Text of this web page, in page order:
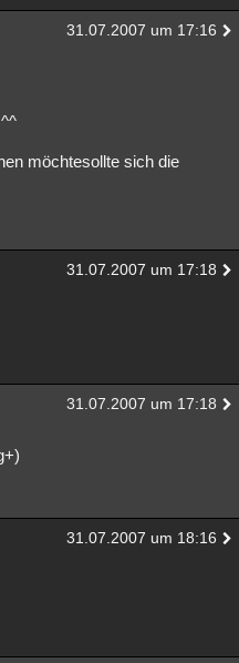
31.07.2007 um 17:16
möchtesollte sich die
31.07.2007 um 17:18
31.07.2007 um 17:18
31.07.2007 um 18:16